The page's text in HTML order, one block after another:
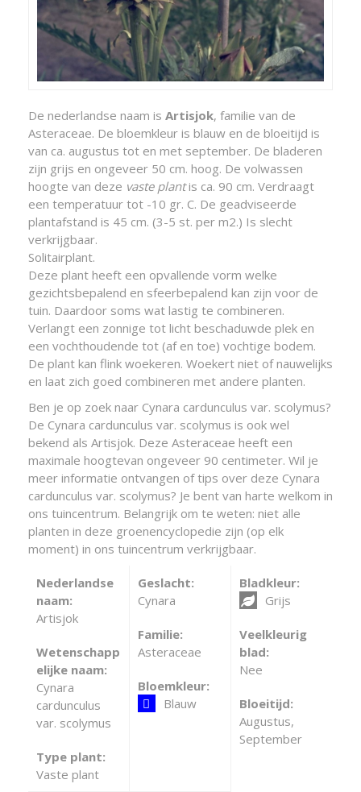
De nederlandse naam is Artisjok, familie van de
Asteraceae. De bloemkleur is blauw en de bloeitijd is
van ca. augustus tot en met september. De bladeren
zijn grijs en ongeveer 50 cm. hoog. De volwassen
hoogte van deze vaste plantis ca. 90 cm. Verdraagt
een temperatuur tot -10 gr. C. De geadviseerde
plantafstand is 45 cm. (3-5 st. per m2.) Is slecht
verkrijgbaar.
Solitairplant.
Deze plant heeft een opvallende vorm welke
gezichtsbepalend en sfeerbepalend kan zijn voor de
tuin. Daardoor soms wat lastig te combineren.
Verlangt een zonnige tot licht beschaduwde plek en
een vochthoudende tot (af en toe) vochtige bodem.
De plant kan flink woekeren. Woekert niet of nauwelijks
en laat zich goed combineren met andere planten.
Ben je op zoek naar Cynara cardunculus var. scolymus?
De Cynara cardunculus var. scolymus is ook wel
bekend als Artisjok. Deze Asteraceae heeft een
maximale hoogtevan ongeveer 90 centimeter. Wil je
meer informatie ontvangen of tips over deze Cynara
cardunculus var. scolymus? Je bent van harte welkom in
ons tuincentrum. Belangrijk om te weten: niet alle
planten in deze groenencyclopedie zijn (op elk
moment) in ons tuincentrum verkrijgbaar.
Nederlandse
naam:
Artisjok
Wetenschapp
elijke naam:
Cynara
cardunculus
var. scolymus
Type plant:
Vaste plant
Geslacht:
Cynara
Familie:
Asteraceae
Bloemkleur:
Blauw
Bladkleur:
Grijs
Veelkleurig
blad:
Nee
Bloeitijd:
Augustus,
September